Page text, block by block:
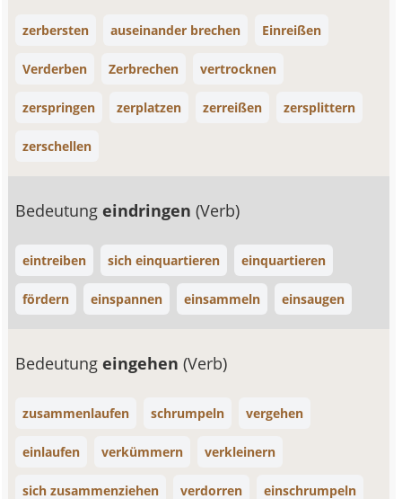
zerbersten auseinander brechen Einreißen
Verderben Zerbrechen vertrocknen
zerspringen zerplatzen zerreißen zersplittern
zerschellen
Bedeutungeindringen(Verb)
eintreiben sich einquartieren einquartieren
fördern einspannen einsammeln einsaugen
Bedeutungeingehen(Verb)
zusammenlaufen schrumpeln vergehen
einlaufen verkümmern verkleinern
sich zusammenziehen verdorren einschrumpeln